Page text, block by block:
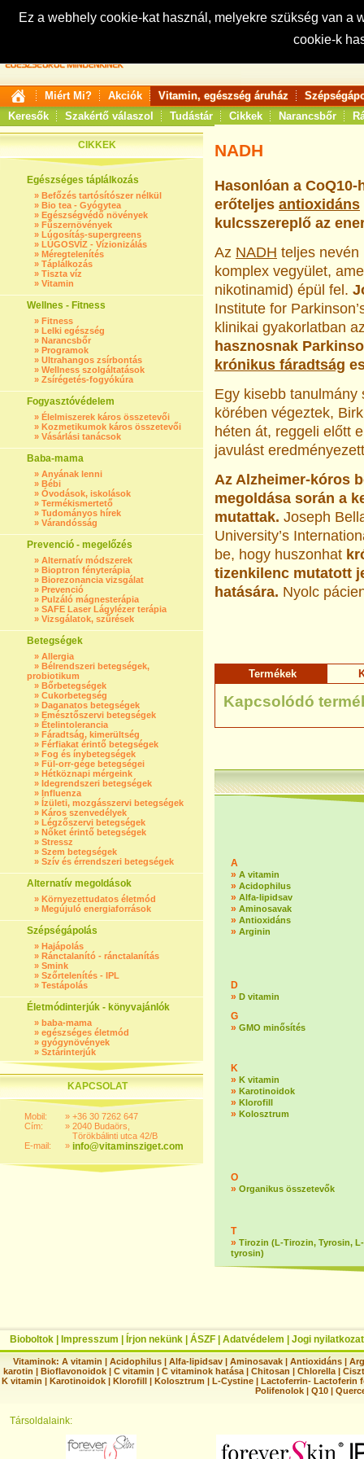
Ez a webhely cookie-kat használ, melyekre szükség van
cookie-k
Keresés:
Miért Mi? Akciók Vitamin, egészség áruház
Keresők
Szakértő válaszol Tudástár Cikkek Narancsbőr
CIKKEK
Egészséges táplálkozás
» Befőzés tartósítószer nélkül
» Bio tea - Gyógytea
» Egészségvédő növények
» Fűszernövények
» Lúgosítás-supergreens
» LÚGOSVÍZ - Vízionizálás
» Méregtelenítés
» Táplálkozás
» Tiszta víz
» Vitamin
Wellnes - Fitness
» Fitness
» Lelki egészség
» Narancsbőr
» Programok
» Ultrahangos zsírbontás
» Wellness szolgáltatások
» Zsírégetés-fogyókúra
Fogyasztóvédelem
» Élelmiszerek káros összetevői
» Kozmetikumok káros összetevői
» Vásárlási tanácsok
Baba-mama
» Anyának lenni
» Bébi
» Óvodások, iskolások
» Termékismertető
» Tudományos hírek
» Várandósság
Prevenció - megelőzés
» Alternatív módszerek
» Bioptron fényterápia
» Biorezonancia vizsgálat
» Prevenció
» Pulzáló mágnesterápia
» SAFE Laser Lágylézer terápia
» Vizsgálatok, szűrések
Betegségek
» Allergia
» Bélrendszeri betegségek,
probiotikum
» Bőrbetegségek
» Cukorbetegség
» Daganatos betegségek
» Emésztőszervi betegségek
» Ételintolerancia
» Fáradtság, kimerültség
» Férfiakat érintő betegségek
» Fog és ínybetegségek
» Fül-orr-gége betegségei
» Hétköznapi mérgeink
» Idegrendszeri betegségek
» Influenza
» Ízületi, mozgásszervi betegségek
» Káros szenvedélyek
» Légzőszervi betegségek
» Nőket érintő betegségek
» Stressz
» Szem betegségek
» Szív és érrendszeri betegségek
Alternatív megoldások
» Környezettudatos életmód
» Megújuló energiaforrások
Szépségápolás
» Hajápolás
» Ránctalanító - ránctalanítás
» Smink
» Szőrtelenítés - IPL
» Testápolás
Életmódinterjúk - könyvajánlók
» baba-mama
» egészséges életmód
» gyógynövények
» Sztárinterjúk
KAPCSOLAT
Mobil:
Cím:
E-mail:
»
»
»
+36 30 7262 647
2040 Budaörs,
Törökbálinti utca 42/B
info@vitaminsziget.com
NADH
Hasonlóan a
erőteljes antioxidáns
kulcsszereplő az
Az NADH teljes nevén
komplex vegyület,
nikotinamid) épül fel.
Institute for
klinikai gyakorlatban
hasznosnak
krónikus fáradtság
Egy kisebb tanulmány
körében végeztek,
héten át, reggeli előtt
javulást
Az Alzheimer-kóros
megoldása során a
mutattak. Joseph
University’s
be, hogy huszonhat
tizenkilenc mutatott
hatására. Nyolc
Termékek
Kapcsolódó
A
» A vitamin
» Acidophilus
» Alfa-lipidsav
» Aminosavak
» Antioxidáns
» Arginin
D
» D vitamin
G
» GMO minősítés
K
» K vitamin
» Karotinoidok
» Klorofill
» Kolosztrum
O
» Organikus összetevők
T
» Tirozin (L-Tirozin, Tyrosin, L-
tyrosin)
Bioboltok Impresszum Írjon nekünk ÁSZF Adatvédelem Jogi nyilatkozat
Vitaminok: A vitamin |Acidophilus |Alfa-lipidsav |Aminosavak |Antioxidáns |
karotin | Bioflavonoidok | C vitamin | C vitaminok hatása | Chitosan | Chlorella |
K vitamin | Karotinoidok | Klorofill | Kolosztrum | L-Cystine | Lactoferrin- Lactoferin
Polifenolok |Q10 |
Társoldalaink: